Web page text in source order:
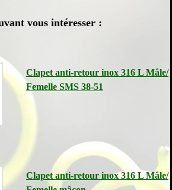
vous intéresser :
Clapet anti-retour inox 316 L Mâle/
Femelle SMS 38-51
Clapet anti-retour inox 316 L Mâle/